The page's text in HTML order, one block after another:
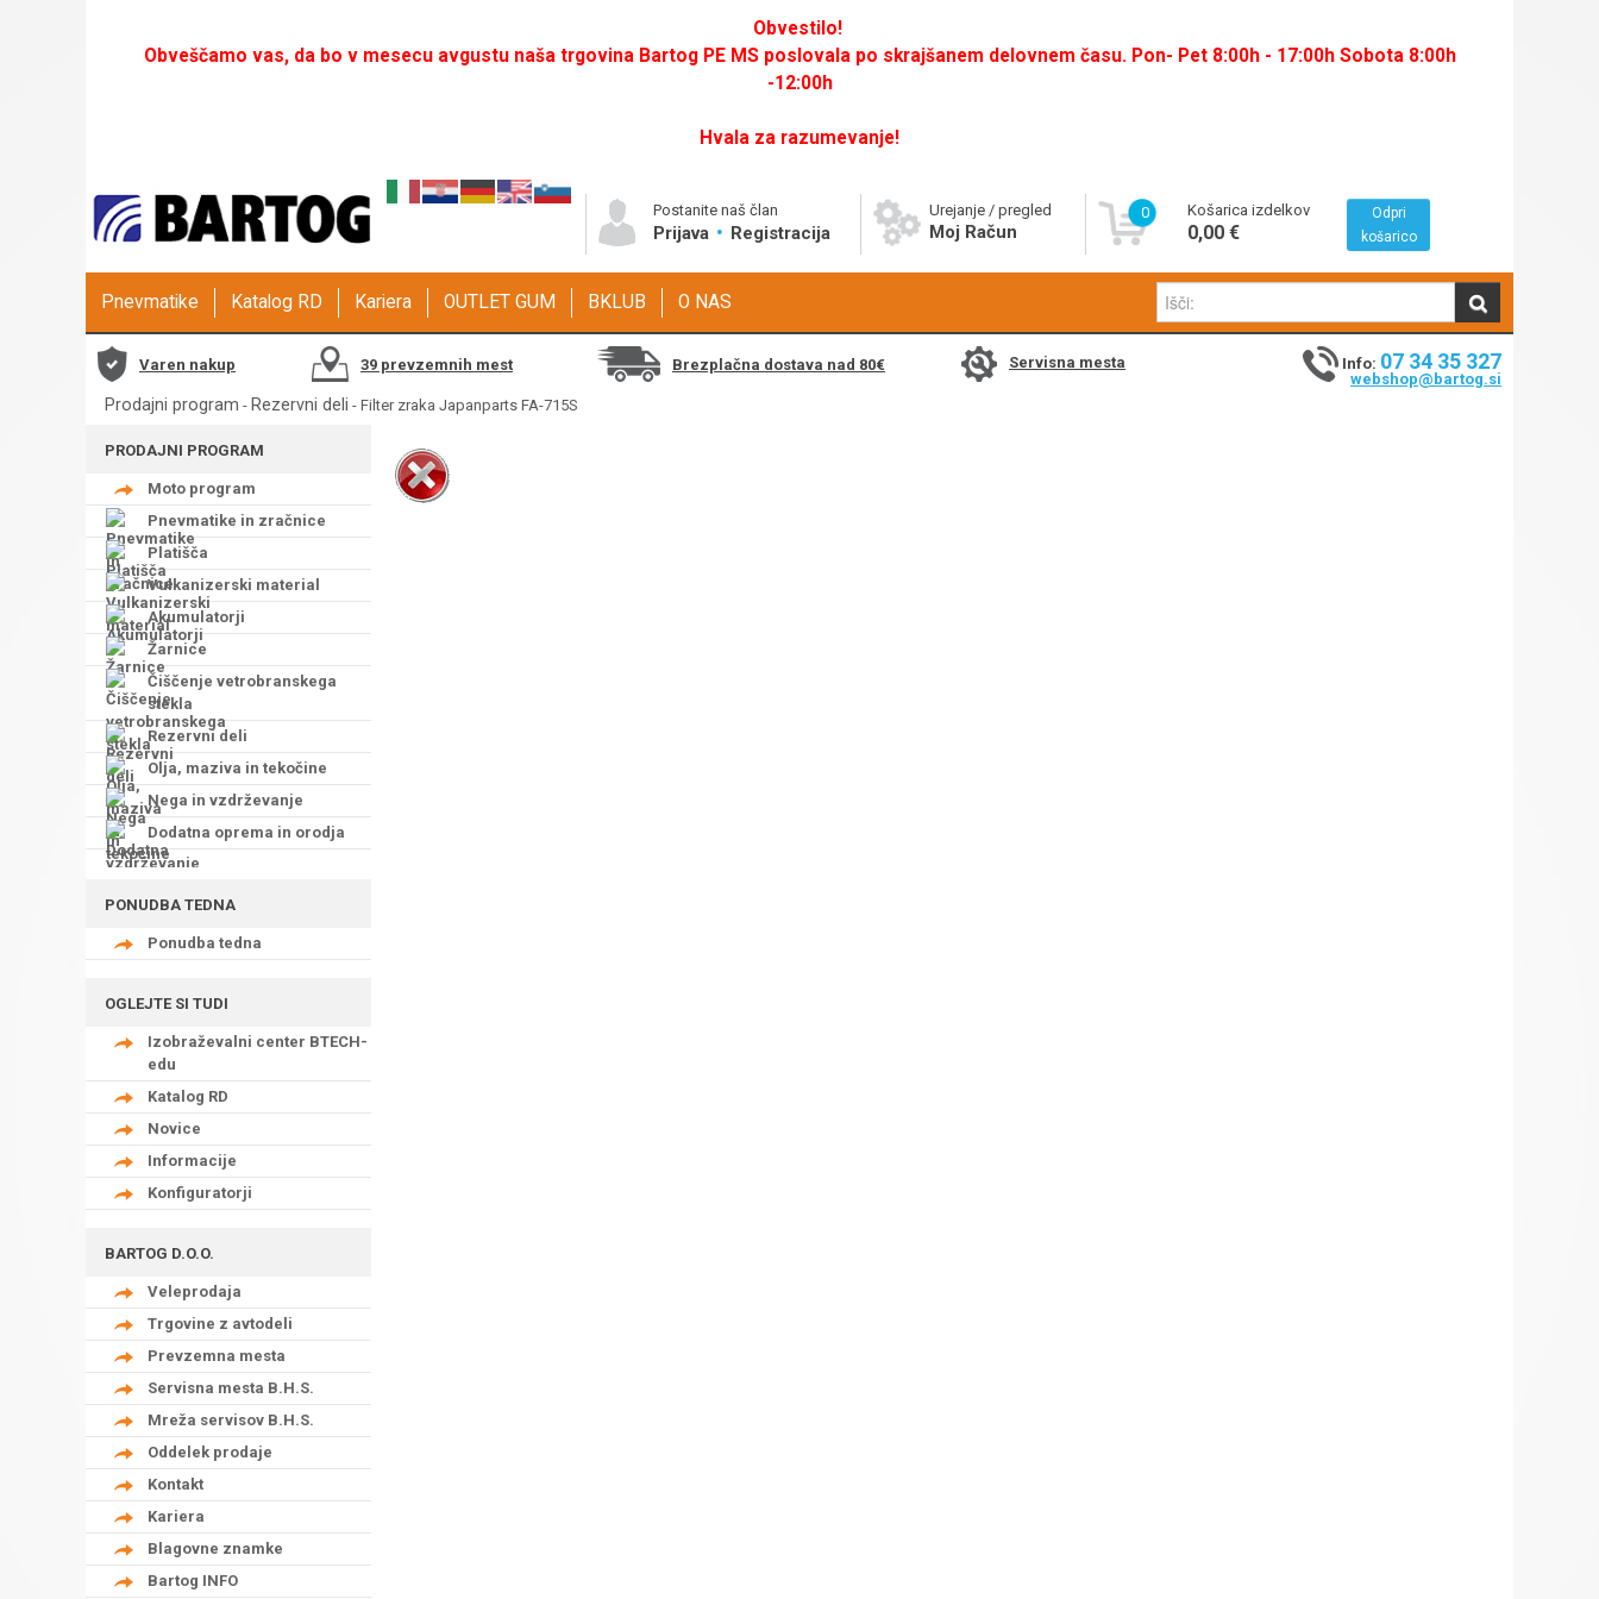
Obvestilo!
Obveščamo vas, da bo v mesecu avgustu naša trgovina Bartog PE MS poslovala po skrajšanem delovnem času. Pon- Pet 8:00h - 17:00h Sobota 8:00h
-12:00h
Hvala za razumevanje!
Postanite naš član
Prijava Registracija
Urejanje / pregled
Moj Račun
0 Košarica izdelkov
0,00 €
Odpri
košarico
Pnevmatike Katalog RD Kariera OUTLET GUM BKLUB O NAS
Varen nakup 39 prevzemnih mest Brezplačna dostava nad 80€ Servisna mesta Info: 07 34 35 327
webshop@bartog.si
Prodajni program - Rezervni deli - Filter zraka Japanparts FA-715S
PRODAJNI PROGRAM
Moto program
Pnevmatike in zračnice
Platišča
Vulkanizerski material
Akumulatorji
Žarnice
Čiščenje vetrobranskega
stekla
Rezervni deli
Olja, maziva in tekočine
Nega in vzdrževanje
Dodatna oprema in orodja
PONUDBA TEDNA
Ponudba tedna
OGLEJTE SI TUDI
Izobraževalni center BTECH-
edu
Katalog RD
Novice
Informacije
Konfiguratorji
BARTOG D.O.O.
Veleprodaja
Trgovine z avtodeli
Prevzemna mesta
Servisna mesta B.H.S.
Mreža servisov B.H.S.
Oddelek prodaje
Kontakt
Kariera
Blagovne znamke
Bartog INFO